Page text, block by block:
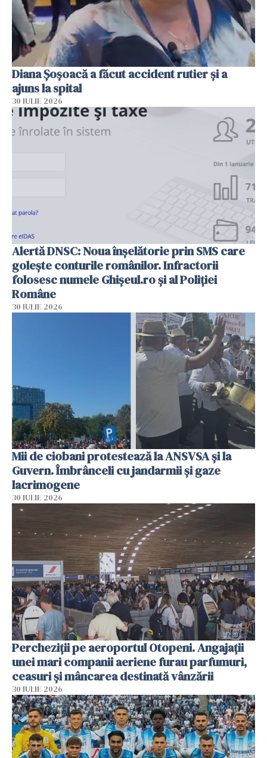
Diana Șoșoacă a făcut accident rutier și a
ajuns la spital
30 IULIE 2026
Alertă DNSC: Noua înșelătorie prin SMS care
golește conturile românilor. Infractorii
folosesc numele Ghișeul.ro și al Poliției
Române
30 IULIE 2026
Mii de ciobani protestează la ANSVSA și la
Guvern. Îmbrânceli cu jandarmii și gaze
lacrimogene
30 IULIE 2026
Percheziții pe aeroportul Otopeni. Angajații
unei mari companii aeriene furau parfumuri,
ceasuri și mâncarea destinată vânzării
30 IULIE 2026